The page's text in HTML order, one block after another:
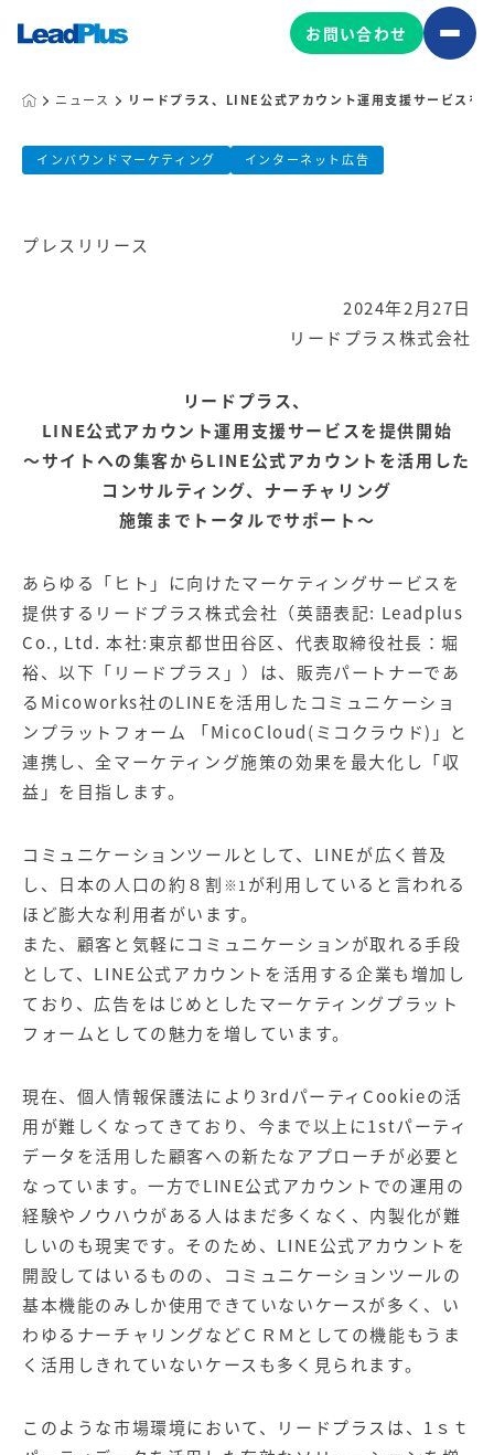
広告プロモーション
Web制作
マーケティングサービスの製品
【店舗型ビジネス向け】エリ
【金融機関向け】マーケティ
ング
【IT企業向け】マーケティン
グ
サービス
SNSアカウント運用代行サー
ビス（LINE）
広告プロモーションの製品
【クリニック向け】新規集患
Web広告サービス
【歯科業界向け】新規集患
Web広告パッケージ
【塾・個別塾業界向け】新規
商圏ねらいうちパッケージ 求人パッケージ
Web制作の製品
WEBプラス
お問い合わせ
ニュース リードプラス、LINE公式アカウント運用支援サービスを
リードプラス、LINE公式アカウント運
インバウンドマーケティング インターネット広告
リードプラス株式会社
プレスリリース
2024年2月27日
リードプラス株式会社
リードプラス、
LINE公式アカウント運用支援サービスを提供開始
～サイトへの集客からLINE公式アカウントを活用した
コンサルティング、ナーチャリング
施策までトータルでサポート～
あらゆる「ヒト」に向けたマーケティングサービスを
提供するリードプラス株式会社（英語表記: Leadplus
Co., Ltd. 本社:東京都世田谷区、代表取締役社長：堀
裕、以下「リードプラス」）は、販売パートナーであ
るMicoworks社のLINEを活用したコミュニケーショ
ンプラットフォーム 「MicoCloud(ミコクラウド)」と
連携し、全マーケティング施策の効果を最大化し「収
益」を目指します。
コミュニケーションツールとして、LINEが広く普及
し、日本の人口の約８割 ※1 が利用していると言われる
ほど膨大な利用者がいます。
また、顧客と気軽にコミュニケーションが取れる手段
として、LINE公式アカウントを活用する企業も増加し
ており、広告をはじめとしたマーケティングプラット
フォームとしての魅力を増しています。
現在、個人情報保護法により3rdパーティCookieの活
用が難しくなってきており、今まで以上に1stパーティ
データを活用した顧客への新たなアプローチが必要と
なっています。一方でLINE公式アカウントでの運用の
経験やノウハウがある人はまだ多くなく、内製化が難
しいのも現実です。そのため、LINE公式アカウントを
開設してはいるものの、コミュニケーションツールの
基本機能のみしか使用できていないケースが多く、い
わゆるナーチャリングなどＣＲＭとしての機能もうま
く活用しきれていないケースも多く見られます。
このような市場環境において、リードプラスは、1ｓｔ